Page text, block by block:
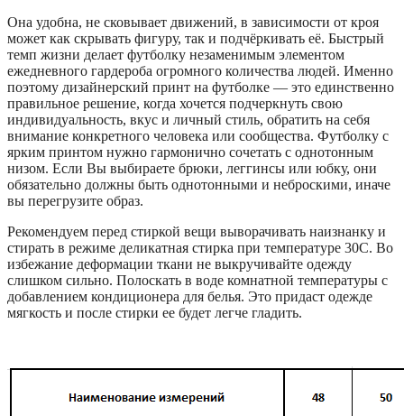
Она удобна, не сковывает движений, в зависимости от кроя
может как скрывать фигуру, так и подчёркивать её. Быстрый
темп жизни делает футболку незаменимым элементом
ежедневного гардероба огромного количества людей. Именно
поэтому дизайнерский принт на футболке — это единственно
правильное решение, когда хочется подчеркнуть свою
индивидуальность, вкус и личный стиль, обратить на себя
внимание конкретного человека или сообщества. Футболку с
ярким принтом нужно гармонично сочетать с однотонным
низом. Если Вы выбираете брюки, леггинсы или юбку, они
обязательно должны быть однотонными и неброскими, иначе
вы перегрузите образ.
Рекомендуем перед стиркой вещи выворачивать наизнанку и
стирать в режиме деликатная стирка при температуре 30С. Во
избежание деформации ткани не выкручивайте одежду
слишком сильно. Полоскать в воде комнатной температуры с
добавлением кондиционера для белья. Это придаст одежде
мягкость и после стирки ее будет легче гладить.